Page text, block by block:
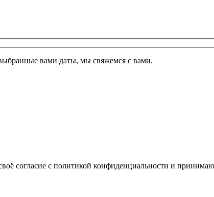
вами даты, мы свяжемся с вами.
согласие с политикой конфиденциальности и принимаю